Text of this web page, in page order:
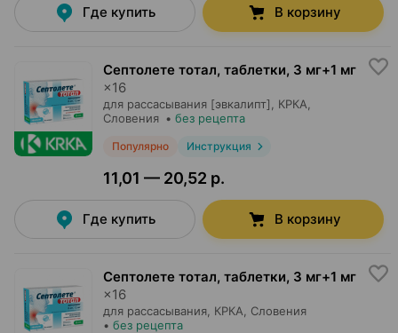
Где купить В корзину
Септолете тотал, таблетки, 3 мг+1 мг
×16
для рассасывания [эвкалипт], КРКА
Словения • без рецепта
Популярно Инструкция
11,01 — 20,52 р.
Где купить В корзину
Септолете тотал, таблетки, 3 мг+1 мг
×16
для рассасывания, КРКА , Словения
• без рецепта